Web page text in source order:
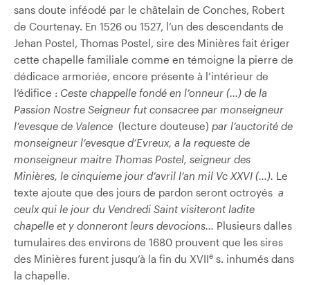
sans doute inféodé par le châtelain de Conches, Robert
de Courtenay. En 1526 ou 1527, l’un des descendants de
Jehan Postel, Thomas Postel, sire des Minières fait ériger
cette chapelle familiale comme en témoigne la pierre de
dédicace armoriée, encore présente à l’intérieur de
l’édifice : Ceste chappelle fondé en l’onneur (…) de la
Passion Nostre Seigneur fut consacree par monseigneur
l’evesque de Valence (lecture douteuse) par l’auctorité de
monseigneur l’evesque d’Evreux, a la requeste de
monseigneur maitre Thomas Postel, seigneur des
Minières, le cinquieme jour d’avril l’an mil Vc XXVI (…). Le
texte ajoute que des jours de pardon seront octroyés a
ceulx qui le jour du Vendredi Saint visiteront ladite
chapelle et y donneront leurs devocions… Plusieurs dalles
tumulaires des environs de 1680 prouvent que les sires
des Minières furent jusqu’à la fin du XVIIe s. inhumés dans
la chapelle.